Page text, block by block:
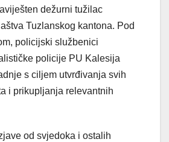
dežurni tužilac
Tuzlanskog kantona. Pod
policijski službenici
policije PU Kalesija
s ciljem utvrđivanja svih
i prikupljanja relevantnih
od svjedoka i ostalih